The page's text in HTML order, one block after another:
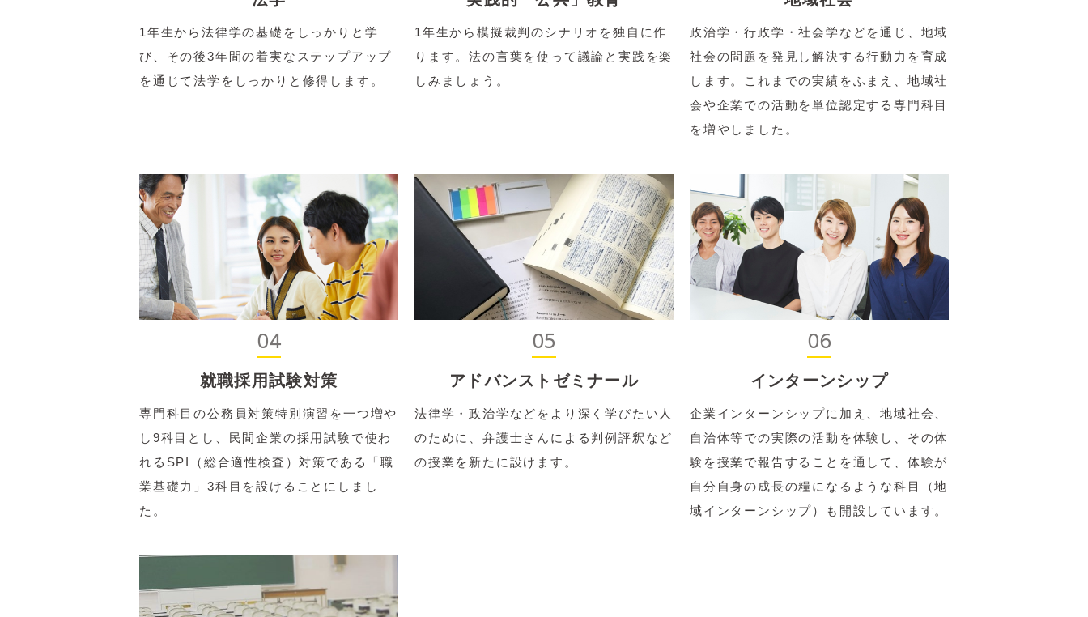
ば、かりに法学部らしからぬ科目であっても、いとわず開講してきました。ただ単位を揃えて卒業し
たい、というのではなく、本学から提供されるものを存分に活用してやろう！ 支払った授業料の元
は取るぞ！ といった人に来てもらえると嬉しいです。
1年生から法律学の基礎をしっかりと学
び、その後3年間の着実なステップアップ
を通じて法学をしっかりと修得します。
1年生から模擬裁判のシナリオを独自に作
ります。法の言葉を使って議論と実践を楽
しみましょう。
政治学・行政学・社会学などを通じ、地域
社会の問題を発見し解決する行動力を育成
します。これまでの実績をふまえ、地域社
会や企業での活動を単位認定する専門科目
を増やしました。
04
就職採用試験対策
専門科目の公務員対策特別演習を一つ増や
し9科目とし、民間企業の採用試験で使わ
れるSPI（総合適性検査）対策である「職
業基礎力」3科目を設けることにしまし
た。
05
アドバンストゼミナール
法律学・政治学などをより深く学びたい人
のために、弁護士さんによる判例評釈など
の授業を新たに設けます。
06
インターンシップ
企業インターンシップに加え、地域社会、
自治体等での実際の活動を体験し、その体
験を授業で報告することを通して、体験が
自分自身の成長の糧になるような科目（地
域インターンシップ）も開設しています。